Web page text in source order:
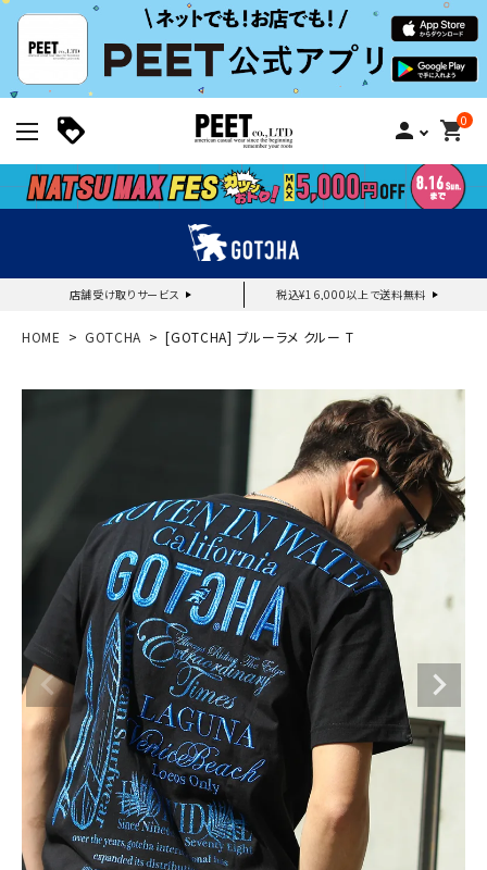
person 0
shopping_cart
店舗受け取りサービス 税込¥16,000以上で送料無料
新規会員登録｜ログイン
ご利用ガイド
search
ブランドメニュー
新着アイテム
カテゴリー
スタイリング
ニュース・特集
ランキング
お問い合わせ
HOME GOTCHA [GOTCHA] ブルーラメ クルー T